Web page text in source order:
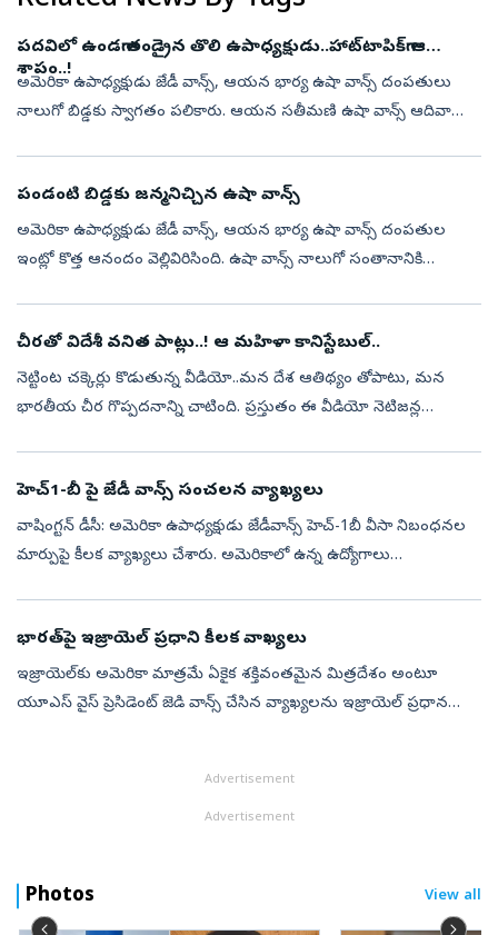
పదవిలో ఉండగా తండ్రైన తొలి ఉపాధ్యక్షుడు..హాట్‌టాపిక్‌గా ఆ
శాపం..!
అమెరికా ఉపాధ్యక్షుడు జేడీ వాన్స్‌, ఆయన భార్య ఉషా వాన్స్‌ దంపతులు
నాలుగో బిడ్డకు స్వాగతం పలికారు. ఆయన సతీమణి ఉషా వాన్స్‌ ఆదివారం
పండంటి బిడ్డకు జన్మనిచ్చిన ఉషా వాన్స్‌
అమెరికా ఉపాధ్యక్షుడు జేడీ వాన్స్‌, ఆయన భార్య ఉషా వాన్స్‌ దంపతుల
ఇంట్లో కొత్త ఆనందం వెల్లివిరిసింది. ఉషా వాన్స్‌ నాలుగో సంతానానికి
చీరతో విదేశీ వనిత పాట్లు..! ఆ మహిళా కానిస్టేబుల్‌..
నెట్టింట చక్కెర్లు కొడుతున్న వీడియో..మన దేశ ఆతిథ్యం తోపాటు, మన
భారతీయ చీర గొప్పదనాన్ని చాటింది. ప్రస్తుతం ఈ వీడియో నెటిజన్ల
హెచ్‌1-బీ పై జేడీ వాన్స్ సంచలన వ్యాఖ్యలు
వాషింగ్టన్ డీసీ: అమెరికా ఉపాధ్యక్షుడు జేడీవాన్స్ హెచ్‌-1బీ వీసా నిబంధనల
మార్పుపై కీలక వ్యాఖ్యలు చేశారు. అమెరికాలో ఉన్న ఉద్యోగాలు
భారత్‌పై ఇజ్రాయెల్‌ ప్రధాని కీలక వాఖ్యలు
ఇజ్రాయెల్‌కు అమెరికా మాత్రమే ఏకైక శక్తివంతమైన మిత్రదేశం అంటూ
యూఎస్ వైస్ ప్రెసిడెంట్ జెడి వాన్స్ చేసిన వ్యాఖ్యలను ఇజ్రాయెల్ ప్రధాన
Advertisement
Advertisement
Photos View all